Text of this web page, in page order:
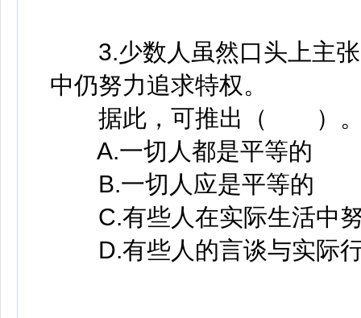
3.少数人虽然口头上主张
中仍努力追求特权。
据此，可推出（ ）
A.一切人都是平等的
B.一切人应是平等的
C.有些人在实际生活中
D.有些人的言谈与实际